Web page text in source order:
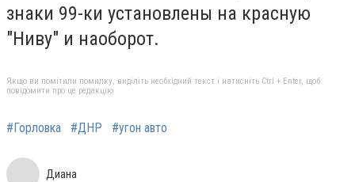
знаки 99-ки установлены на красную
"Ниву" и наоборот.
Якщо ви помітили помилку, виділіть необхідний текст і натисніть Ctrl + Enter, щоб
повідомити про це редакцію
#Горловка #ДНР #угон авто
Диана